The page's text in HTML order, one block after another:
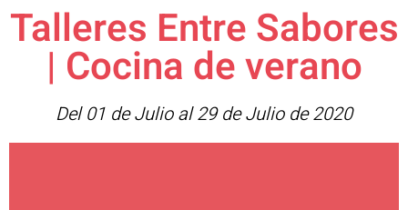
Talleres Entre Sabores
| Cocina de verano
Del 01 de Julio al 29 de Julio de 2020